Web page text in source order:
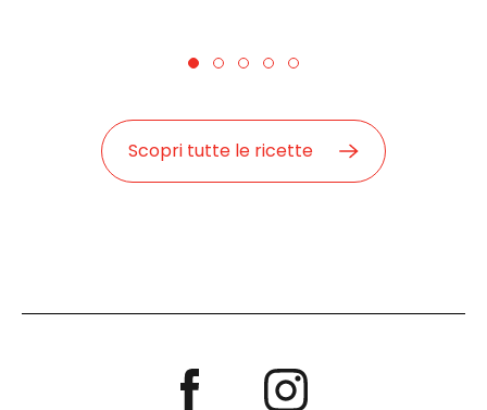
Scopri tutte le ricette